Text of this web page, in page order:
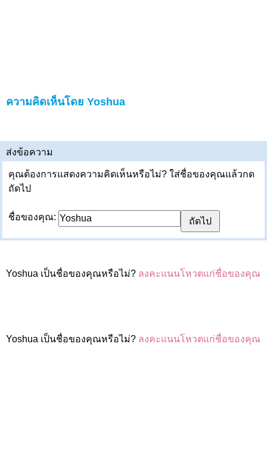
ความคิดเห็นโดย Yoshua
ส่งข้อความ
คุณต้องการแสดงความคิดเห็นหรือไม่? ใส่ชื่อของคุณแล้วกด
ถัดไป
ชื่อของคุณ:
Yoshua เป็นชื่อของคุณหรือไม่? ลงคะแนนโหวตแก่ชื่อของคุณ
Yoshua เป็นชื่อของคุณหรือไม่? ลงคะแนนโหวตแก่ชื่อของคุณ